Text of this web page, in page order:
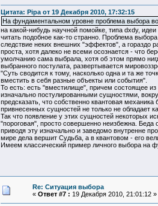
Цитата: Pipa от 19 Декабря 2010, 17:32:15
На фундаментальном уровне проблема выбора
на какой-нибудь научной помойке, типа dxdy,
читать подобное как-то странно. Проблема
следствие неких внешних "эффектов", а гораздо
проста, хотя далеко не всеми осознается - что
умолчанию сама выбрала, хотя об этом прямо
выбранного постулата, развертывается
"Суть сводится к тому, насколько одна и та же
вместить в себя разные объекты или события".
То есть: есть "вместилище", причем состоящее
изначально постулированными сущностями,
предсказать, что собственно квантовая
привнесенных сущностей не только не обладает
Так что появление у этих сущностей некоторых
"пороговая", просто совершенно неизбежна.
приводя эту изначально и заведомо внутренне
мире дела вершит Судьба, а в квантовом - его
Имеем классический пример личного выбора на
Re: Ситуация выбора
« Ответ #7 : 19 Декабря 2010, 21:01:12 »